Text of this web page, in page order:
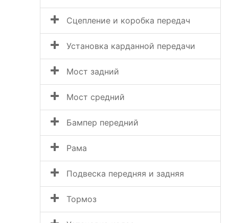
Сцепление и коробка передач
Установка карданной передачи
Мост задний
Мост средний
Бампер передний
Рама
Подвеска передняя и задняя
Тормоз